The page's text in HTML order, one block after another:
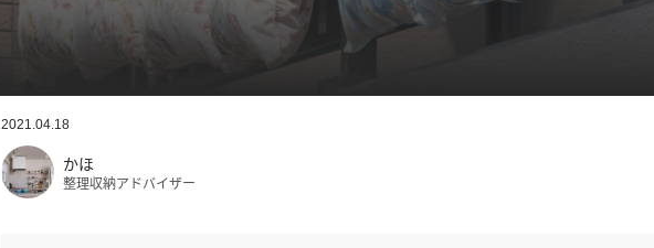
2021.04.18
かほ
整理収納アドバイザー